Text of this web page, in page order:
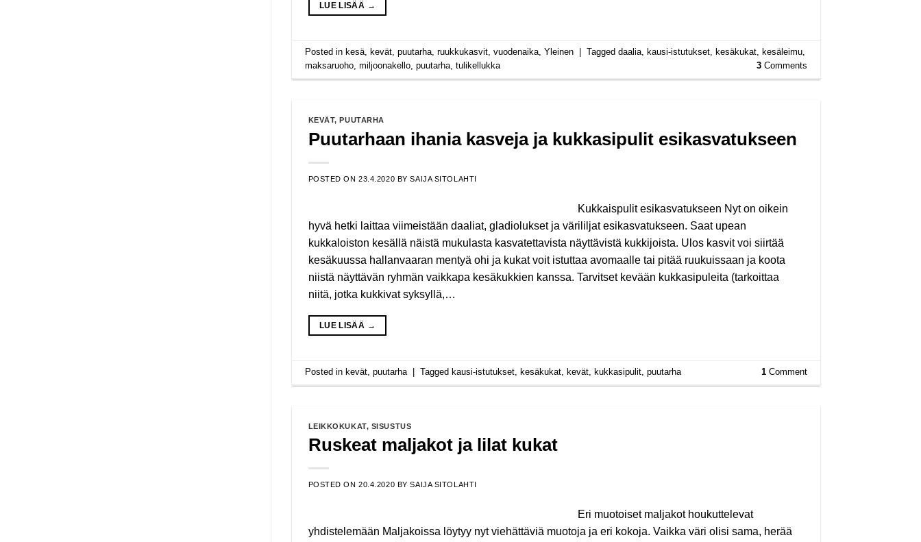
LUE LISÄÄ →
Posted in kesä, kevät, puutarha, ruukkukasvit, vuodenaika, Yleinen Tagged daalia, kausi-istutukset, kesäkukat, kesäleimu,
maksaruoho, miljoonakello, puutarha, tulikellukka 3Comments
KEVÄT,PUUTARHA
Puutarhaan ihania kasveja ja kukkasipulit esikasvatukseen
POSTED ON23.4.2020 BYSAIJA SITOLAHTI
Kukkaispulit esikasvatukseen Nyt on oikein
hyvä hetki laittaa viimeistään daaliat, gladiolukset ja värililjat esikasvatukseen. Saat upean
kukkaloiston kesällä näistä mukulasta kasvatettavista näyttävistä kukkijoista. Ulos kasvit voi siirtää
kesäkuussa hallanvaaran mentyä ohi ja kukat voit istuttaa avomaalle tai pitää ruukuissaan ja koota
niistä näyttävän ryhmän vaikkapa kesäkukkien kanssa. Tarvitset kevään kukkasipuleita (tarkoittaa
niitä, jotka kukkivat syksyllä,…
LUE LISÄÄ →
Posted in kevät, puutarha Tagged kausi-istutukset, kesäkukat, kevät, kukkasipulit, puutarha 1Comment
LEIKKOKUKAT, SISUSTUS
Ruskeat maljakot ja lilat kukat
POSTED ON20.4.2020 BYSAIJA SITOLAHTI
Eri muotoiset maljakot houkuttelevat
yhdistelemään Maljakoissa löytyy nyt viehättäviä muotoja ja eri kokoja. Vaikka väri olisi sama, herää